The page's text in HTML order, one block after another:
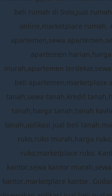
beli rumah di Solo,jual
online,marketplace rumah.
apartemen,sewa
apartemen
murah,apartemen
beli apartemen,marketplace
tanah,sewa tanah,kredit
tanah,harga tanah,tanah
tanah,aplikasi jual beli
ruko,ruko murah,harga
ruko,marketplace ruko.
kantor,sewa kantor
kantor,marketplace kantor.